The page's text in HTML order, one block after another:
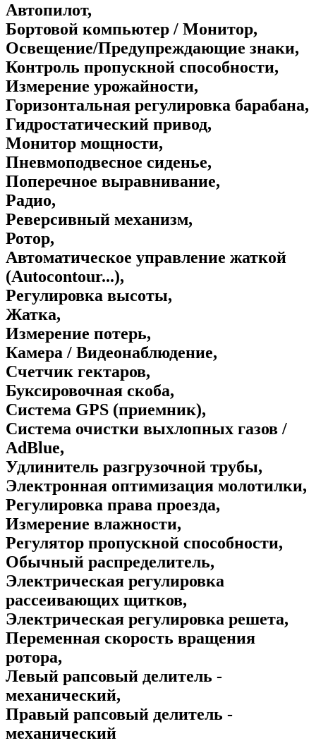
Автопилот,
Бортовой компьютер / Монитор,
Освещение/Предупреждающие знаки,
Контроль пропускной способности,
Измерение урожайности,
Горизонтальная регулировка барабана,
Гидростатический привод,
Монитор мощности,
Пневмоподвесное сиденье,
Поперечное выравнивание,
Радио,
Реверсивный механизм,
Ротор,
Автоматическое управление жаткой
(Autocontour...),
Регулировка высоты,
Жатка,
Измерение потерь,
Камера / Видеонаблюдение,
Счетчик гектаров,
Буксировочная скоба,
Система GPS (приемник),
Система очистки выхлопных газов /
AdBlue,
Удлинитель разгрузочной трубы,
Электронная оптимизация молотилки,
Регулировка права проезда,
Измерение влажности,
Регулятор пропускной способности,
Обычный распределитель,
Электрическая регулировка
рассеивающих щитков,
Электрическая регулировка решета,
Переменная скорость вращения
ротора,
Левый рапсовый делитель -
механический,
Правый рапсовый делитель -
механический